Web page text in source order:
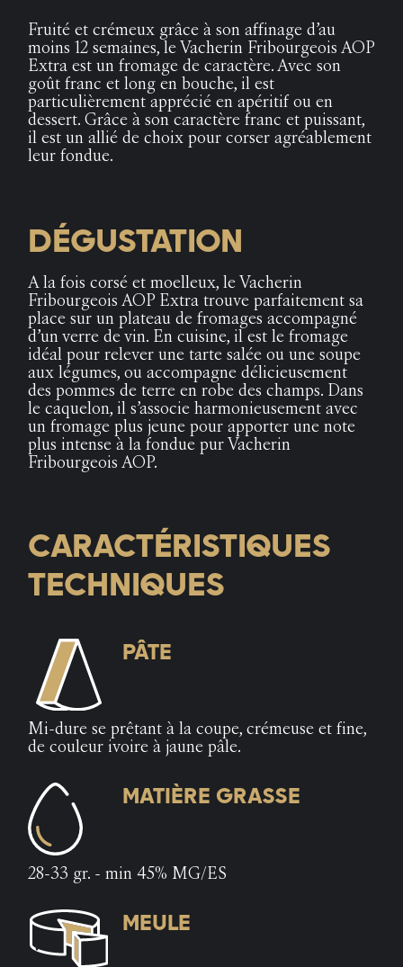
Fruité et crémeux grâce à son affinage d’au
moins 12 semaines, le Vacherin Fribourgeois AOP
Extra est un fromage de caractère. Avec son
goût franc et long en bouche, il est
particulièrement apprécié en apéritif ou en
dessert. Grâce à son caractère franc et puissant,
il est un allié de choix pour corser agréablement
leur fondue.
DÉGUSTATION
A la fois corsé et moelleux, le Vacherin
Fribourgeois AOP Extra trouve parfaitement sa
place sur un plateau de fromages accompagné
d’un verre de vin. En cuisine, il est le fromage
idéal pour relever une tarte salée ou une soupe
aux légumes, ou accompagne délicieusement
des pommes de terre en robe des champs. Dans
le caquelon, il s’associe harmonieusement avec
un fromage plus jeune pour apporter une note
plus intense à la fondue pur Vacherin
Fribourgeois AOP.
CARACTÉRISTIQUES
TECHNIQUES
PÂTE
Mi-dure se prêtant à la coupe, crémeuse et fine,
de couleur ivoire à jaune pâle.
MATIÈRE GRASSE
28-33 gr. - min 45% MG/ES
MEULE